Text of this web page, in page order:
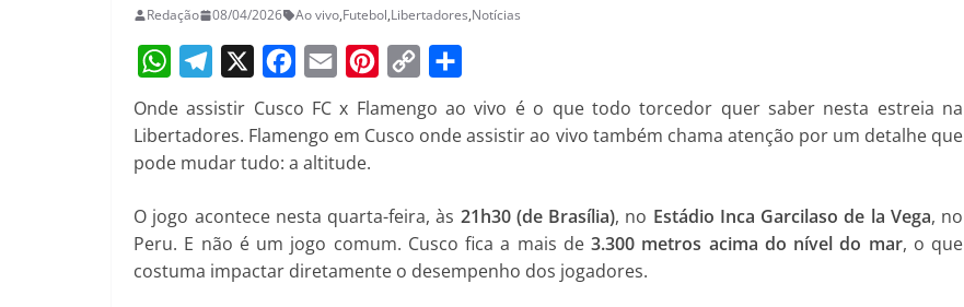
Redação 08/04/2026 Ao vivo,Futebol,Libertadores,Notícias
h
a
s
A
e
l
g
r
a
c
b
o
m
a
l
i
n
e
r
o
L
i
h
e
Onde assistir Cusco FC x Flamengo ao vivo é o que todo torcedor quer saber nesta estreia na
Libertadores. Flamengo em Cusco onde assistir ao vivo também chama atenção por um detalhe que
pode mudar tudo: a altitude.
O jogo acontece nesta quarta-feira, às 21h30 (de Brasília), no Estádio Inca Garcilaso de la Vega, no
Peru. E não é um jogo comum. Cusco fica a mais de 3.300 metros acima do nível do mar, o que
costuma impactar diretamente o desempenho dos jogadores.